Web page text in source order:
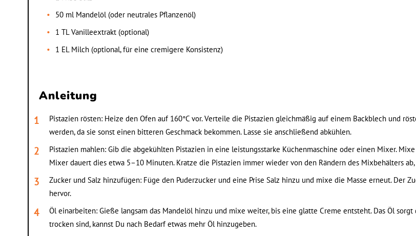
50 ml Mandelöl (oder neutrales Pflanzenöl)
1 TL Vanilleextrakt (optional)
1 EL Milch (optional, für eine cremigere Konsistenz)
Anleitung
Pistazien rösten: Heize den Ofen auf 160°C vor. Verteile die Pistazien gleichmäßig auf einem Backblech und
werden, da sie sonst einen bitteren Geschmack bekommen. Lasse sie anschließend abkühlen.
Pistazien mahlen: Gib die abgekühlten Pistazien in eine leistungsstarke Küchenmaschine oder einen Mixer.
Mixer dauert dies etwa 5–10 Minuten. Kratze die Pistazien immer wieder von den Rändern des Mixbehälters
Zucker und Salz hinzufügen: Füge den Puderzucker und eine Prise Salz hinzu und mixe die Masse erneut. Der
hervor.
Öl einarbeiten: Gieße langsam das Mandelöl hinzu und mixe weiter, bis eine glatte Creme entsteht. Das Öl
trocken sind, kannst Du nach Bedarf etwas mehr Öl hinzugeben.